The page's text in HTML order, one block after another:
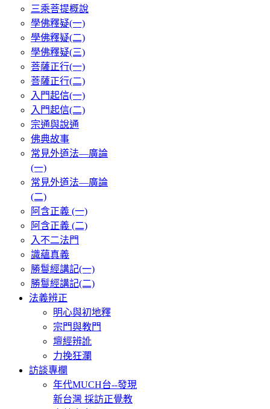
三乘菩提概說
學佛釋疑(一)
學佛釋疑(二)
學佛釋疑(三)
菩薩正行(一)
菩薩正行(二)
入門起信(一)
入門起信(二)
宗通與說通
佛典故事
常見外道法—廣論
(一)
常見外道法—廣論
(二)
阿含正義 (一)
阿含正義 (二)
入不二法門
識蘊真義
勝鬘經講記(一)
勝鬘經講記(二)
法義辨正
明心與初地釋
宗門與教門
壇經辨訛
力挽狂瀾
訪談專欄
年代MUCH台--發現
新台灣 採訪正覺教